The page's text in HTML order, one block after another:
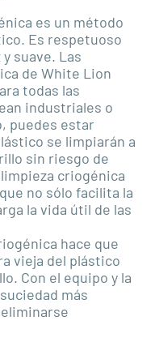
es un método
Es respetuoso
suave. Las
de White Lion
todas las
industriales o
puedes estar
se limpiarán a
sin riesgo de
criogénica
no sólo facilita la
la vida útil de las
hace que
vieja del plástico
Con el equipo y la
más